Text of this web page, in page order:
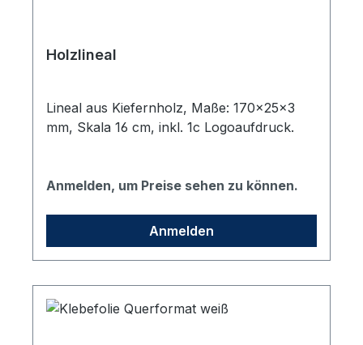
Holzlineal
Lineal aus Kiefernholz, Maße: 170×25×3
mm, Skala 16 cm, inkl. 1c Logoaufdruck.
Anmelden, um Preise sehen zu können.
Anmelden